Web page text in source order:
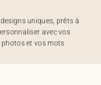
designs uniques, prêts à
avec vos
photos et vos mots